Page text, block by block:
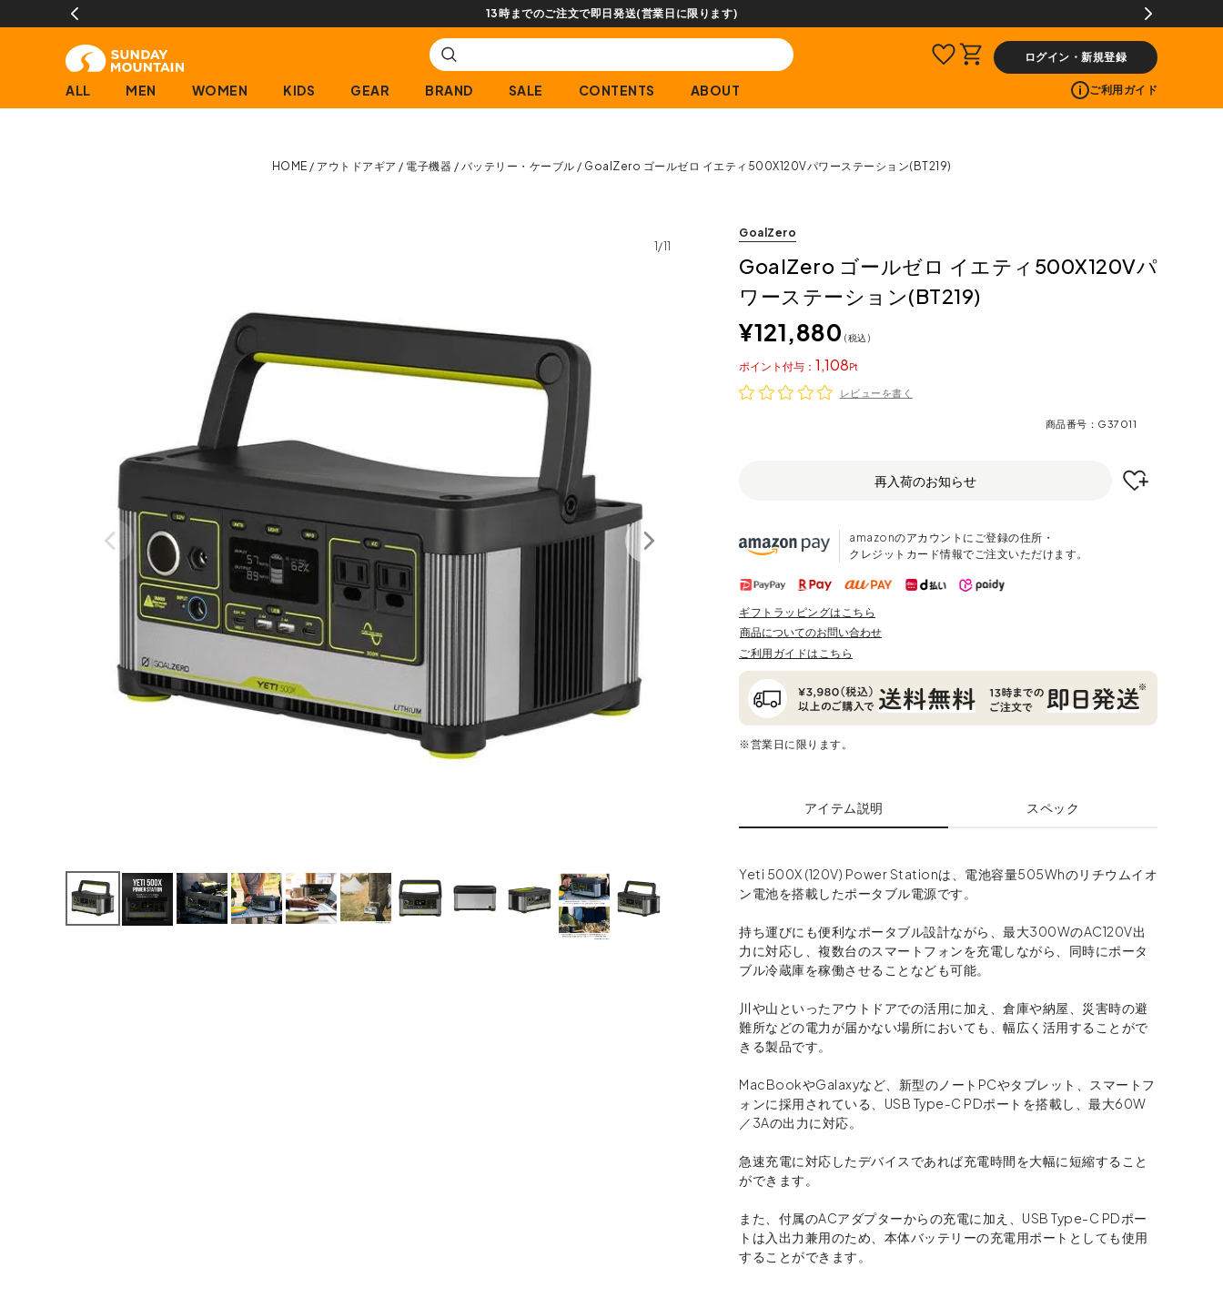
【会員限定】交換送料片道無料サービス
ログイン・新規登録
ALL MEN WOMEN KIDS GEAR BRAND SALE CONTENTS ABOUT ご利用ガイド
HOME アウトドアギア 電子機器 バッテリー・ケーブル GoalZero ゴールゼロ イエティ500X120Vパワーステーション(BT219)
1/11
GoalZero
GoalZero ゴールゼロ イエティ500X120Vパ
ワーステーション(BT219)
¥121,880 税込
1,108
ポイント
レビューを書く
商品番号 G37011
再入荷のお知らせ
amazonのアカウントにご登録の住所・
クレジットカード情報でご注文いただけます。
ギフトラッピングはこちら
商品についてのお問い合わせ
ご利用ガイドはこちら
※営業日に限ります。
アイテム説明 スペック
Yeti 500X (120V) Power Stationは、電池容量505Whのリチウムイオ
ン電池を搭載したポータブル電源です。
持ち運びにも便利なポータブル設計ながら、最大300WのAC120V出
力に対応し、複数台のスマートフォンを充電しながら、同時にポータ
ブル冷蔵庫を稼働させることなども可能。
川や山といったアウトドアでの活用に加え、倉庫や納屋、災害時の避
難所などの電力が届かない場所においても、幅広く活用することがで
きる製品です。
MacBookやGalaxyなど、新型のノートPCやタブレット、スマートフ
ォンに採用されている、USB Type-C PDポートを搭載し、最大60W
／3Aの出力に対応。
急速充電に対応したデバイスであれば充電時間を大幅に短縮すること
ができます。
また、付属のACアダプターからの充電に加え、USB Type-C PDポー
トは入出力兼用のため、本体バッテリーの充電用ポートとしても使用
することができます。